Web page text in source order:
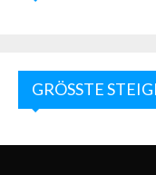
GRÖSSTE